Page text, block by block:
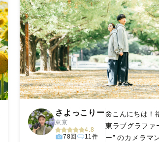
さよっこりー
東京
4.8
78回
11件
🌼こんにちは！
東ラブグラファ
ー” のカメラマ